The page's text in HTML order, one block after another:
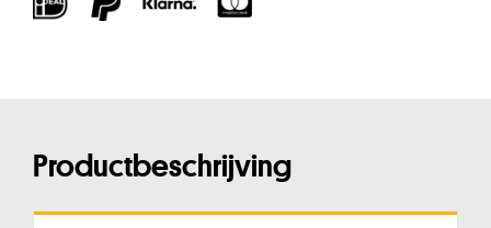
Productbeschrijving